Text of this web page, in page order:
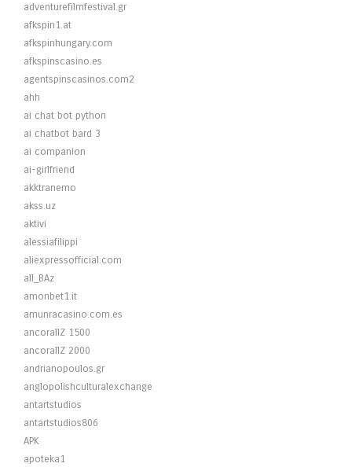
adventurefilmfestival.gr
afkspin1.at
afkspinhungary.com
afkspinscasino.es
agentspinscasinos.com2
ahh
ai chat bot python
ai chatbot bard 3
ai companion
ai-girlfriend
akktranemo
akss.uz
aktivi
alessiafilippi
aliexpressofficial.com
all_BAz
amonbet1.it
amunracasino.com.es
ancorallZ 1500
ancorallZ 2000
andrianopoulos.gr
anglopolishculturalexchange
antartstudios
antartstudios806
APK
apoteka1